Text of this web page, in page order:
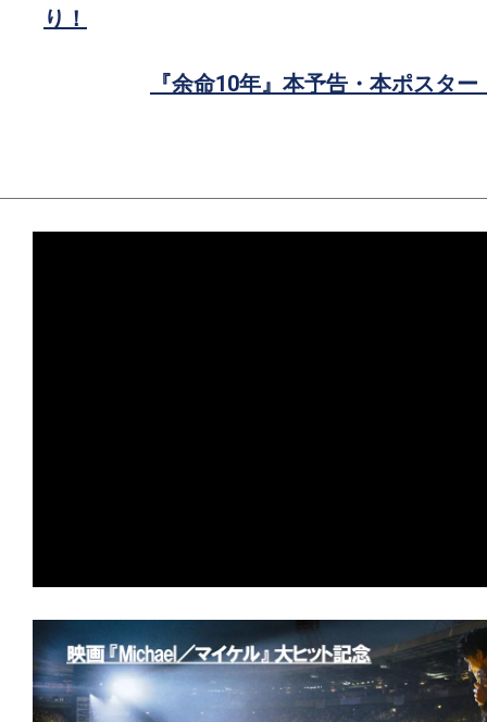
り！
『余命10年』本予告・本ポスタ